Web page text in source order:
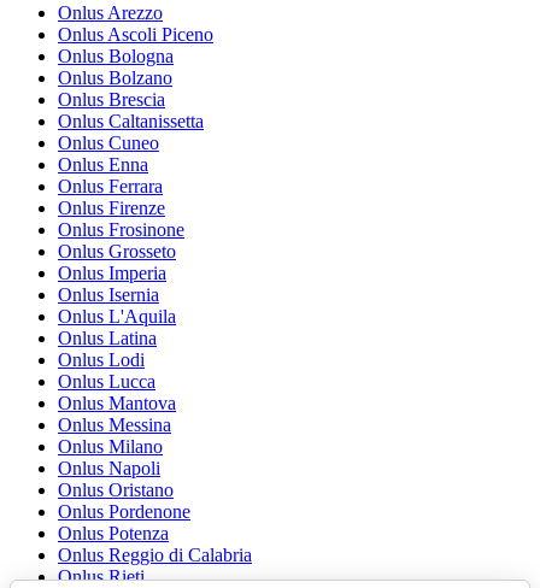
Onlus Arezzo
Onlus Ascoli Piceno
Onlus Bologna
Onlus Bolzano
Onlus Brescia
Onlus Caltanissetta
Onlus Cuneo
Onlus Enna
Onlus Ferrara
Onlus Firenze
Onlus Frosinone
Onlus Grosseto
Onlus Imperia
Onlus Isernia
Onlus L'Aquila
Onlus Latina
Onlus Lodi
Onlus Lucca
Onlus Mantova
Onlus Messina
Onlus Milano
Onlus Napoli
Onlus Oristano
Onlus Pordenone
Onlus Potenza
Onlus Reggio di Calabria
Onlus Rieti